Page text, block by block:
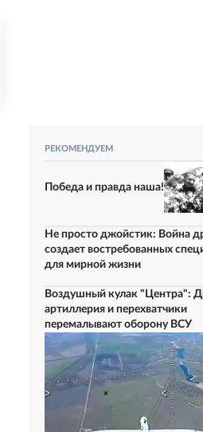
РЕКОМЕНДУЕМ
Победа и правда наша!
Не просто джойстик: Война
создает востребованных
для мирной жизни
Воздушный кулак "Центра":
артиллерия и перехватчики
перемалывают оборону ВСУ